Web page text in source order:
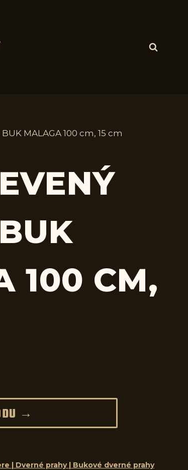
MALAGA 100 cm, 15 cm
100 CM,
→
| Dverné prahy | Bukové dverné prahy